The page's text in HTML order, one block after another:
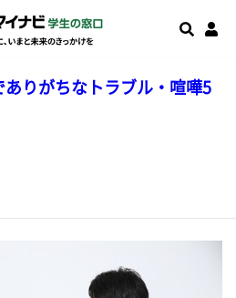
りがちなトラブル・喧嘩5